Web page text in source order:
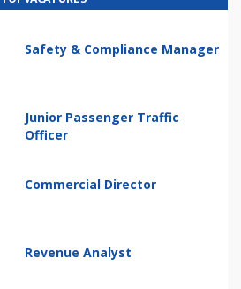
Safety & Compliance Manager
Junior Passenger Traffic
Officer
Commercial Director
Revenue Analyst